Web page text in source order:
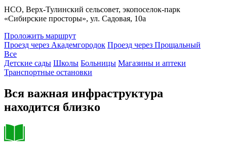
НCO, Верх-Тулинский сельсовет, экопоселок-парк
«Сибирские просторы», ул. Садовая, 10а
Проложить маршрут
Проезд через Академгородок Проезд через Прощальный
Все
Детские сады Школы Больницы Магазины и аптеки
Транспортные остановки
Вся важная инфраструктура
находится близко